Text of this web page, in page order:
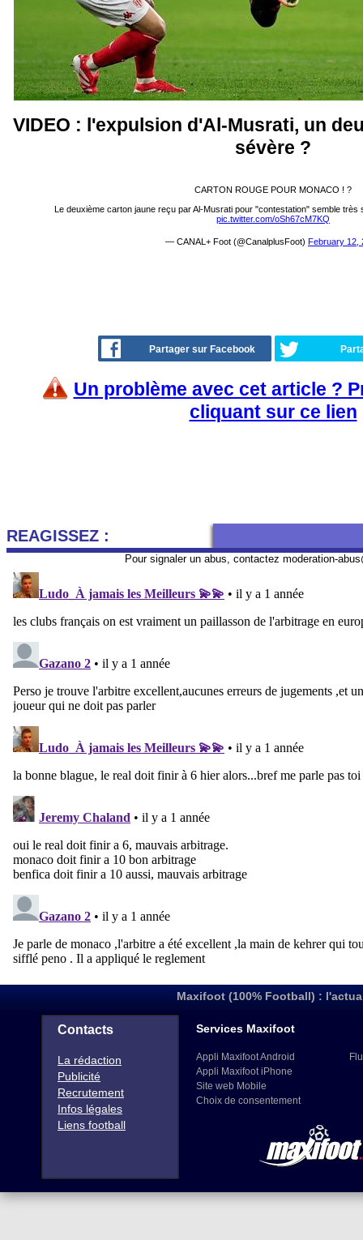
VIDEO : l'expulsion d'Al-Musrati, un
sévère ?
CARTON ROUGE POUR MONACO ! ?
Le deuxième carton jaune reçu par Al-Musrati pour "contestation" semble très
pic.twitter.com/oSh67cM7KQ
— CANAL+ Foot (@CanalplusFoot) February 12,
Partager sur Facebook
Un problème avec cet article ?
cliquant sur ce lien
REAGISSEZ :
Pour signaler un abus, contactez moderation-
Maxifoot (100% Football) :
Contacts
La rédaction
Publicité
Recrutement
Infos légales
Liens football
Services Maxifoot
Appli Maxifoot Android
Appli Maxifoot iPhone
Site web Mobile
Choix de consentement